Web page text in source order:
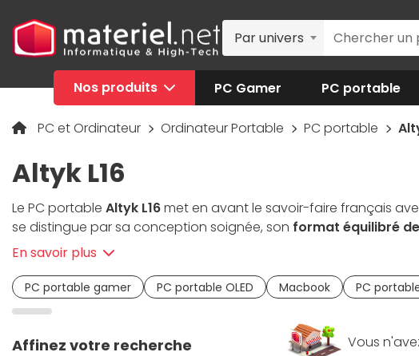
Par univers
Nos produits PC Gamer PC portable
PC et Ordinateur Ordinateur Portable PC portable
Altyk L16
Le PC portable Altyk L16met en avant le savoir-faire français
se distingue par sa conception soignée, son format équilibré
récents, le Altyk L16 assure une expérience fluide pour le travail,
bénéficie d'un assemblage local et d'un
responsable.
En savoir plus
PC portable gamer PC portable OLED Macbook PC
Affinez votre recherche Vous